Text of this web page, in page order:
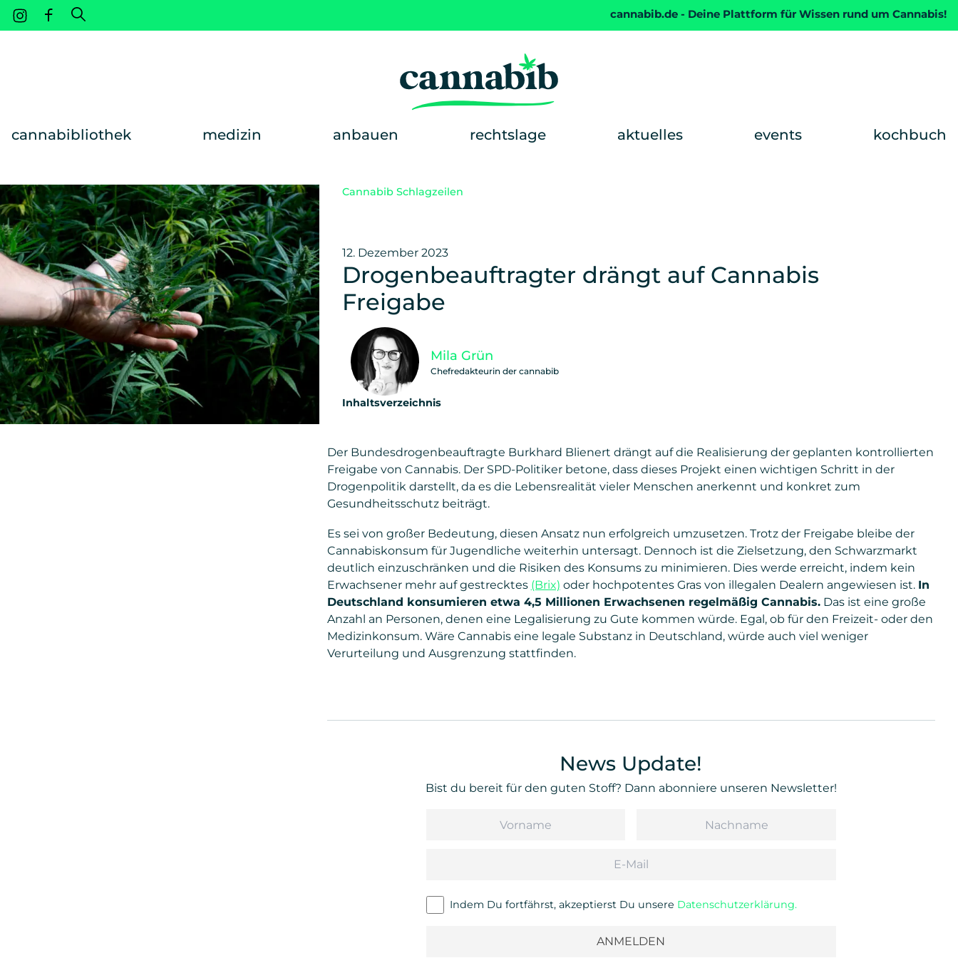
Weiter zum Inhalt cannabib.de - Deine Plattform für Wissen rund um Cannabis!
cannabibliothek medizin anbauen rechtslage aktuelles events kochbuch
Cannabib Schlagzeilen
12. Dezember 2023
Drogenbeauftragter drängt auf Cannabis
Freigabe
Inhaltsverzeichnis
Mila Grün
Chefredakteurin der cannabib
Der Bundesdrogenbeauftragte Burkhard Blienert drängt auf die Realisierung der geplanten kontrollierten
Freigabe von Cannabis. Der SPD-Politiker betone, dass dieses Projekt einen wichtigen Schritt in der
Drogenpolitik darstellt, da es die Lebensrealität vieler Menschen anerkennt und konkret zum
Gesundheitsschutz beiträgt.
Es sei von großer Bedeutung, diesen Ansatz nun erfolgreich umzusetzen. Trotz der Freigabe bleibe der
Cannabiskonsum für Jugendliche weiterhin untersagt. Dennoch ist die Zielsetzung, den Schwarzmarkt
deutlich einzuschränken und die Risiken des Konsums zu minimieren. Dies werde erreicht, indem kein
Erwachsener mehr auf gestrecktes (Brix) oder hochpotentes Gras von illegalen Dealern angewiesen ist. In
Deutschland konsumieren etwa 4,5 Millionen Erwachsenen regelmäßig Cannabis.Das ist eine große
Anzahl an Personen, denen eine Legalisierung zu Gute kommen würde. Egal, ob für den Freizeit- oder den
Medizinkonsum. Wäre Cannabis eine legale Substanz in Deutschland, würde auch viel weniger
Verurteilung und Ausgrenzung stattfinden.
News Update!
Bist du bereit für den guten Stoff? Dann abonniere unseren Newsletter!
Indem Du fortfährst, akzeptierst Du unsere Datenschutzerklärung.